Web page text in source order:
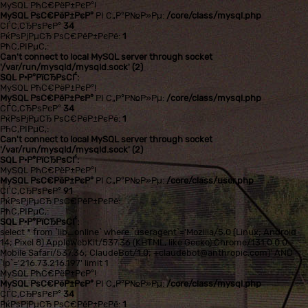
MySQL РћС€РёР±РєР°!
MySQL РѕС€РёР±РєР° РІ С„Р°Р№Р»Рµ: /core/class/mysql.php
СЃС‚СЂРѕРєР° 34
РќРѕРјРµСЂ РѕС€РёР±РєРё: 1
РћС‚РІРµС‚:
Can't connect to local MySQL server through socket
'/var/run/mysqld/mysqld.sock' (2)
SQL Р·Р°РїСЂРѕСЃ:
MySQL РћС€РёР±РєР°!
MySQL РѕС€РёР±РєР° РІ С„Р°Р№Р»Рµ: /core/class/mysql.php
СЃС‚СЂРѕРєР° 34
РќРѕРјРµСЂ РѕС€РёР±РєРё: 1
РћС‚РІРµС‚:
Can't connect to local MySQL server through socket
'/var/run/mysqld/mysqld.sock' (2)
SQL Р·Р°РїСЂРѕСЃ:
MySQL РћС€РёР±РєР°!
MySQL РѕС€РёР±РєР° РІ С„Р°Р№Р»Рµ: /core/class/user.php
СЃС‚СЂРѕРєР° 91
РќРѕРјРµСЂ РѕС€РёР±РєРё:
РћС‚РІРµС‚:
SQL Р·Р°РїСЂРѕСЃ:
select * from `lib_online` where `useragent`='Mozilla/5.0 (Linux; Android
14; Pixel 8) AppleWebKit/537.36 (KHTML, like Gecko) Chrome/131.0.0.0
Mobile Safari/537.36; ClaudeBot/1.0; +claudebot@anthropic.com)' AND
`ip`='216.73.216.197' limit 1
MySQL РћС€РёР±РєР°!
MySQL РѕС€РёР±РєР° РІ С„Р°Р№Р»Рµ:/core/class/mysql.php
СЃС‚СЂРѕРєР°34
РќРѕРјРµСЂ РѕС€РёР±РєРё: 1